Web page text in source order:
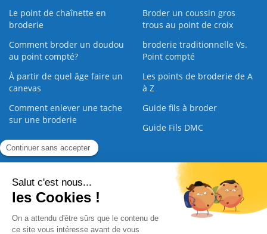
Le point de chaînette en
broderie
Broder un coussin gros
trous au point de croix
Comment broder un doudou
au point compté?
broderie traditionnelle Vs.
Point compté
À partir de quel âge faire un
canevas
Les points de broderie de A
à Z
Comment enlever une tache
sur une broderie
Guide fils à broder
Guide Fils DMC
Guide de la Broderie
Commande Papier Qui sommes nous Nous contacter |
Paiement sécurisé